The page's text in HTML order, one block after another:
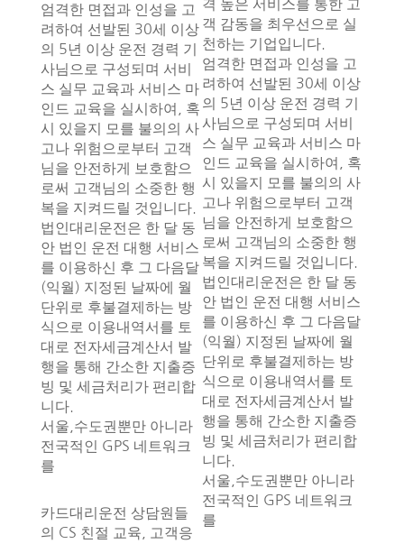
엄격한 면접과 인성을 고
려하여 선발된 30세 이상
의 5년 이상 운전 경력 기
사님으로 구성되며 서비
스 실무 교육과 서비스 마
인드 교육을 실시하여, 혹
시 있을지 모를 불의의 사
고나 위험으로부터 고객
님을 안전하게 보호함으
로써 고객님의 소중한 행
복을 지켜드릴 것입니다.
법인대리운전은 한 달 동
안 법인 운전 대행 서비스
를 이용하신 후 그 다음달
(익월) 지정된 날짜에 월
단위로 후불결제하는 방
식으로 이용내역서를 토
대로 전자세금계산서 발
행을 통해 간소한 지출증
빙 및 세금처리가 편리합
니다.
서울,수도권뿐만 아니라
전국적인 GPS 네트워크
를
카드대리운전 상담원들
의 CS 친절 교육, 고객응
격 높은 서비스를 통한 고
객 감동을 최우선으로 실
천하는 기업입니다.
엄격한 면접과 인성을 고
려하여 선발된 30세 이상
의 5년 이상 운전 경력 기
사님으로 구성되며 서비
스 실무 교육과 서비스 마
인드 교육을 실시하여, 혹
시 있을지 모를 불의의 사
고나 위험으로부터 고객
님을 안전하게 보호함으
로써 고객님의 소중한 행
복을 지켜드릴 것입니다.
법인대리운전은 한 달 동
안 법인 운전 대행 서비스
를 이용하신 후 그 다음달
(익월) 지정된 날짜에 월
단위로 후불결제하는 방
식으로 이용내역서를 토
대로 전자세금계산서 발
행을 통해 간소한 지출증
빙 및 세금처리가 편리합
니다.
서울,수도권뿐만 아니라
전국적인 GPS 네트워크
를